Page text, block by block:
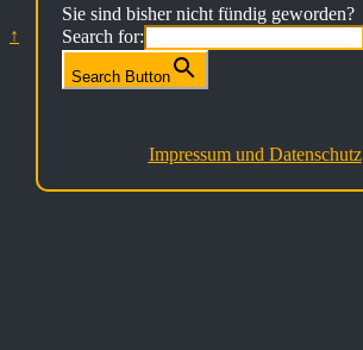
Sie sind bisher nicht fündig geworden?
Search for:
Search Button
Impressum und Datenschutz
↑